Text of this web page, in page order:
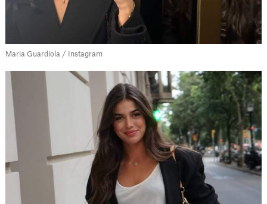
Maria Guardiola / Instagram